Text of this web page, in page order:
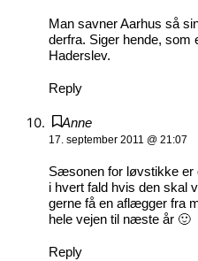
Man savner Aarhus så
derfra. Siger hende,
Haderslev.
Reply
Anne
17. september 2011 @ 21:07
Sæsonen for løvstikke er
i hvert fald hvis den skal
gerne få en aflægger fra
hele vejen til næste år 🙂
Reply